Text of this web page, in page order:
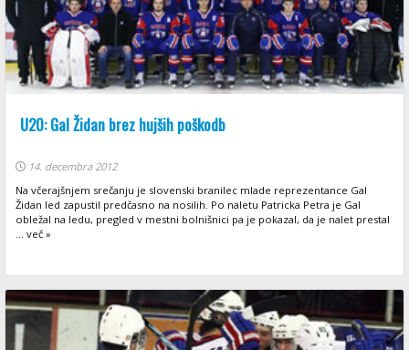
U20: Gal Židan brez hujših poškodb
14. decembra 2012
Na včerajšnjem srečanju je slovenski branilec mlade reprezentance Gal
Židan led zapustil predčasno na nosilih. Po naletu Patricka Petra je Gal
obležal na ledu, pregled v mestni bolnišnici pa je pokazal, da je nalet prestal
... več »